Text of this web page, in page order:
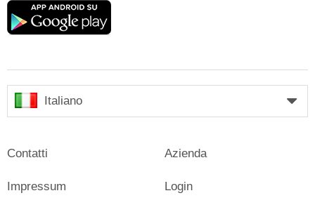
Google
Italiano
Contatti
Impressum
Azienda
Login